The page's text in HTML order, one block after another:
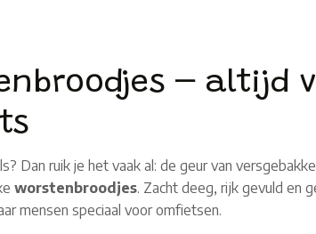
– altijd
Dan ruik je het vaak al: de geur van
worstenbroodjes. Zacht deeg, rijk gevuld en
mensen speciaal voor omfietsen.